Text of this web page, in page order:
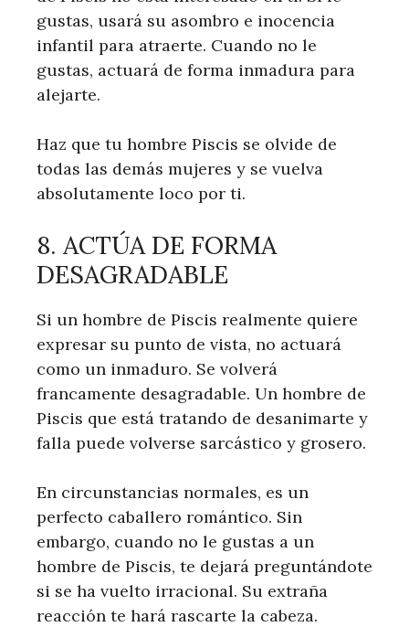
gustas, usará su asombro e inocencia
infantil para atraerte. Cuando no le
gustas, actuará de forma inmadura para
alejarte.
Haz que tu hombre Piscis se olvide de
todas las demás mujeres y se vuelva
absolutamente loco por ti.
8. ACTÚA DE FORMA
DESAGRADABLE
Si un hombre de Piscis realmente quiere
expresar su punto de vista, no actuará
como un inmaduro. Se volverá
francamente desagradable. Un hombre de
Piscis que está tratando de desanimarte y
falla puede volverse sarcástico y grosero.
En circunstancias normales, es un
perfecto caballero romántico. Sin
embargo, cuando no le gustas a un
hombre de Piscis, te dejará preguntándote
si se ha vuelto irracional. Su extraña
reacción te hará rascarte la cabeza.